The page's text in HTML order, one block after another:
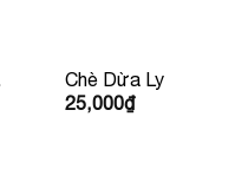
Chè Dừa Ly
25,000₫